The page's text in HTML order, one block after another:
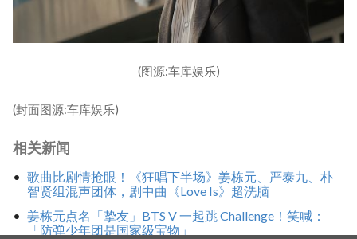
(图源:车库娱乐)
(封面图源:车库娱乐)
相关新闻
歌曲比剧情抢眼！《狂唱下半场》姜栋元、严泰九、朴
智贤组混声团体，剧中曲《Love Is》超洗脑
姜栋元点名「挚友」BTS V 一起跳 Challenge！笑喊：
「防弹少年团是国家级宝物」